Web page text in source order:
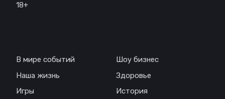
18+
В мире событий
Наша жизнь
Игры
Шоу бизнес
Здоровье
История